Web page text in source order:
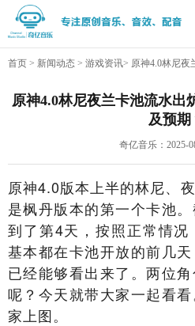
首页 > 新闻动态 > 游戏资讯> 原神4.0林尼夜
不及预期？
原神4.0林尼夜兰卡池流水出
及预期
奇亿音乐：2025-
原神4.0版本上半的林尼、
是枫丹版本的第一个卡池
到了第4天，按照正常情
基本都在卡池开放的前几
已经能够看出来了。两位
呢？今天就带大家一起看
家上图。